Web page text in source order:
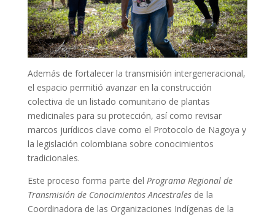
Además de fortalecer la transmisión intergeneracional,
el espacio permitió avanzar en la construcción
colectiva de un listado comunitario de plantas
medicinales para su protección, así como revisar
marcos jurídicos clave como el Protocolo de Nagoya y
la legislación colombiana sobre conocimientos
tradicionales.
Este proceso forma parte del Programa Regional de
Transmisión de Conocimientos Ancestralesde la
Coordinadora de las Organizaciones Indígenas de la